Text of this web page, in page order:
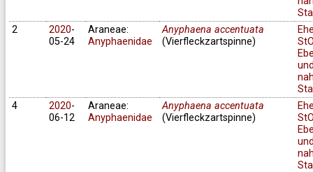
2
2020-
05-24
Araneae:
Anyphaenidae
Anyphaena accentuata
(Vierfleckzartspinne)
4
2020-
06-12
Araneae:
Anyphaenidae
Anyphaena accentuata
(Vierfleckzartspinne)